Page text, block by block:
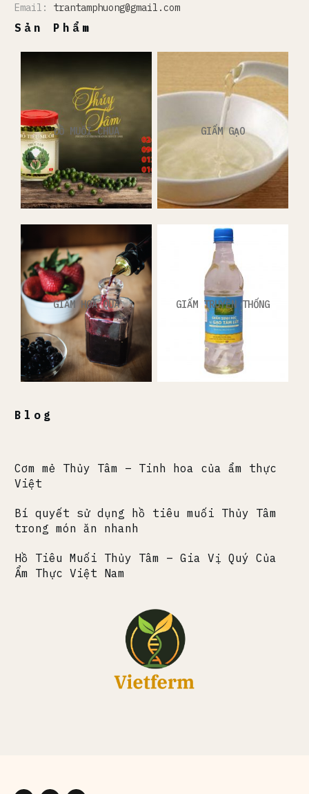
Email: trantamphuong@gmail.com
Sản Phẩm
ĐỒ MUỐI CHUA GIẤM GẠO
GIẤM HOA QUẢ GIẤM TRUYỀN THỐNG
Blog
Cơm mẻ Thủy Tâm – Tinh hoa của ẩm thực
Việt
Bí quyết sử dụng hồ tiêu muối Thủy Tâm
trong món ăn nhanh
Hồ Tiêu Muối Thủy Tâm – Gia Vị Quý Của
Ẩm Thực Việt Nam